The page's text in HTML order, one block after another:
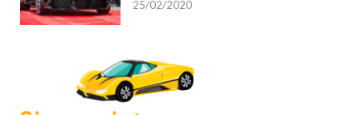
25/02/2020